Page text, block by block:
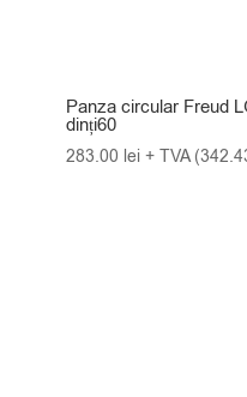
Panza circular Freud
dinți60
283.00 lei + TVA (